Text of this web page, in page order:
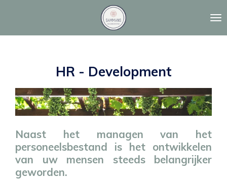
naar
HR - Development
Naast het managen van het
personeelsbestand is het ontwikkelen
van uw mensen steeds belangrijker
geworden.